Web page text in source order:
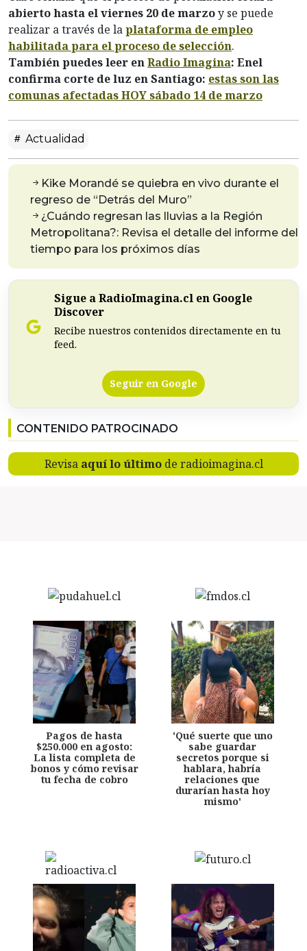
abierto hasta el viernes 20 de marzoy se puede
realizar a través de laplataforma de empleo
habilitada para el proceso de selección.
También puedes leer enRadio Imagina: Enel
confirma corte de luz en Santiago: estas son las
comunas afectadas HOY sábado 14 de marzo
Actualidad
Kike Morandé se quiebra en vivo durante el
regreso de “Detrás del Muro”
¿Cuándo regresan las lluvias a la Región
Metropolitana?: Revisa el detalle del informe del
tiempo para los próximos días
Sigue a RadioImagina.cl en Google
Discover
Recibe nuestros contenidos directamente en tu
feed.
Seguir en Google
CONTENIDO PATROCINADO
Revisa aquí lo últimode radioimagina.cl
Pagos de hasta
$250.000 en agosto:
La lista completa de
bonos y cómo revisar
tu fecha de cobro
'Qué suerte que uno
sabe guardar
secretos porque si
hablara, habría
relaciones que
durarían hasta hoy
mismo'